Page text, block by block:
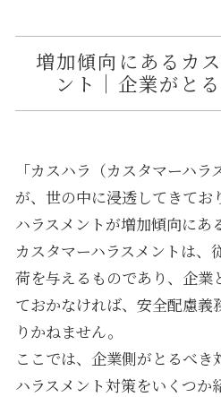
増加傾向にあるカ
ント｜企業がと
「カスハラ（カスタマーハ
が、世の中に浸透してきてお
ハラスメントが増加傾向にあ
カスタマーハラスメントは、
荷を与えるものであり、企業
ておかなければ、安全配慮義
りかねません。
ここでは、企業側がとるべき
ハラスメント対策をいくつか